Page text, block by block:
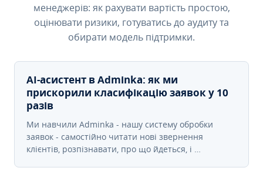
менеджерів: як рахувати вартість простою,
оцінювати ризики, готуватись до аудиту та
обирати модель підтримки.
AI-асистент в Adminka: як ми
прискорили класифікацію заявок у 10
разів
Ми навчили Adminka - нашу систему обробки
заявок - самостійно читати нові звернення
клієнтів, розпізнавати, про що йдеться, і …